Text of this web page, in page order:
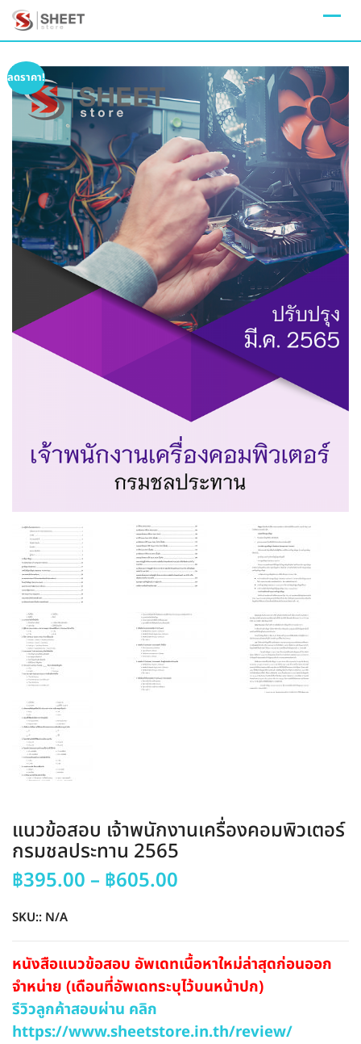
Skip
ลดราคา!
แนวข้อสอบ เจ้าพนักงานเครื่องคอมพิวเตอร์
กรมชลประทาน 2565
฿395.00 – ฿605.00
through
฿605.00
SKU:: N/A
หนังสือแนวข้อสอบ อัพเดทเนื้อหาใหม่ล่าสุดก่อนออก
จำหน่าย (เดือนที่อัพเดทระบุไว้บนหน้าปก)
รีวิวลูกค้าสอบผ่าน คลิก
https://www.sheetstore.in.th/review/